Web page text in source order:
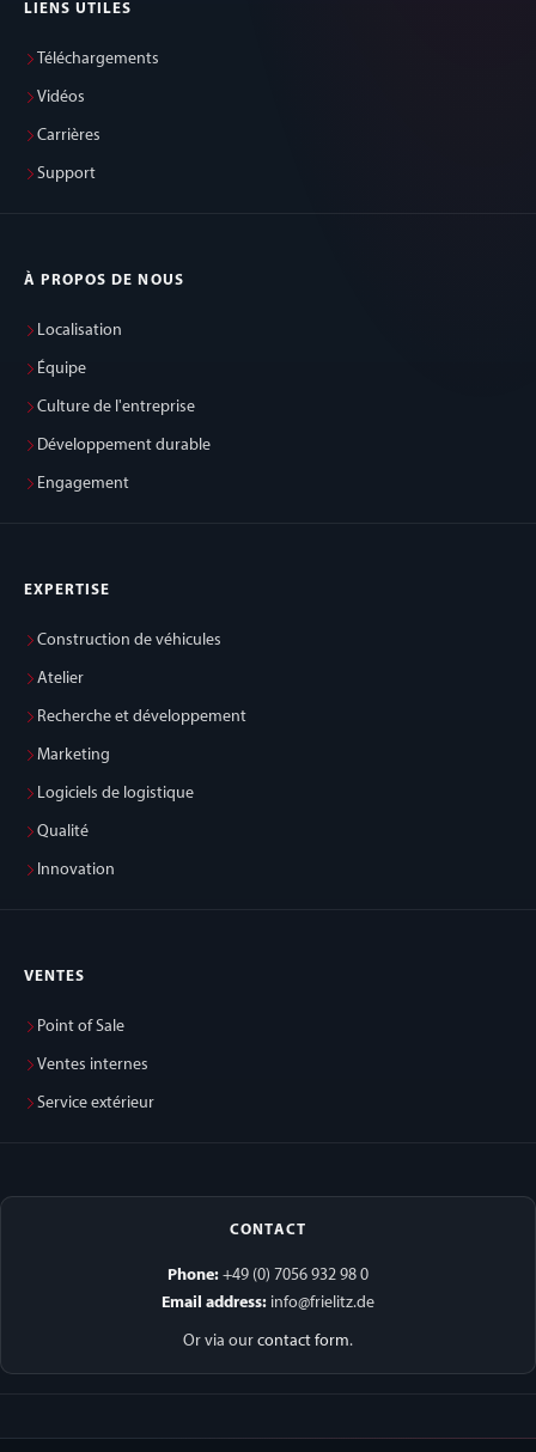
LIENS UTILES
Téléchargements
Vidéos
Carrières
Support
À PROPOS DE NOUS
Localisation
Équipe
Culture de l'entreprise
Développement durable
Engagement
EXPERTISE
Construction de véhicules
Atelier
Recherche et développement
Marketing
Logiciels de logistique
Qualité
Innovation
VENTES
Point of Sale
Ventes internes
Service extérieur
CONTACT
Phone: +49 (0) 7056 932 98 0
Email address: info@frielitz.de
Or via our contact form.